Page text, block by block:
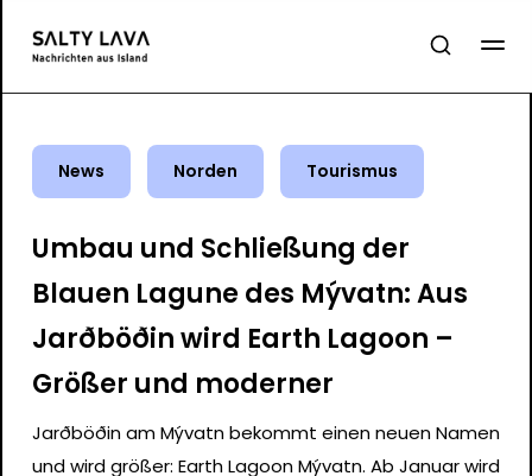
News Norden Tourismus
Umbau und Schließung der
Blauen Lagune des Mývatn: Aus
Jarðböðin wird Earth Lagoon –
Größer und moderner
Jarðböðin am Mývatn bekommt einen neuen Namen
und wird größer: Earth Lagoon Mývatn. Ab Januar wird